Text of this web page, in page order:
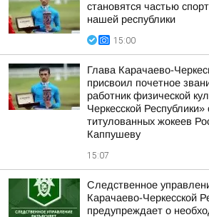
становятся частью
нашей республики
15:00
Глава Карачаево-
присвоил почетное
работник физической
Черкесской
титулованных жокеев
Каппушеву
15:07
Следственное
Карачаево-Черкесской
предупреждает о